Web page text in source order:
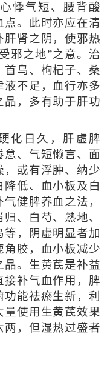
悸气短、腰背酸
。此时亦应在清
肾之阴，使邪热
邪之地”之意。治
乌、枸杞子、桑
不足，血行亦多
，多有助于肝功
日久，肝虚脾
、气短懒言、面
，或有浮肿、纳少
低、血小板及白
健脾养血之法，
、白芍、熟地、
等，阴虚明显者加
胶，血小板减少
。生黄芪是补益
补气血作用，脾
能祛瘀生新，利
使用生黄芪效果
，但湿热过盛者